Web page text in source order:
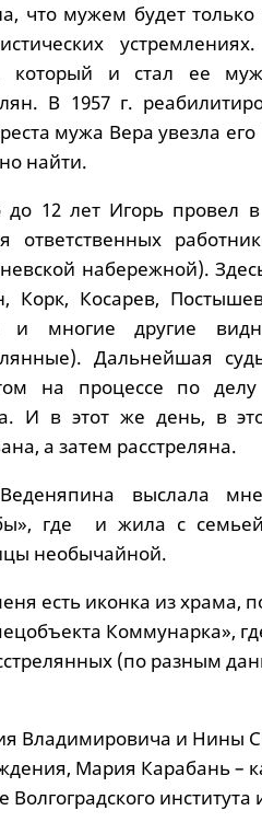
что мужем будет
который и стал ее
В 1957 г.
мужа Вера увезла
найти.
до 12 лет Игорь провел
ответственных
набережной).
Корк, Косарев,
и многие другие
Дальнейшая
на процессе по
И в этот же день, в
а затем расстреляна.
выслала
где и жила с
необычайной.
есть иконка из храма,
Коммунарка»,
(по разным
Владимировича и Нины
Мария Карабань –
Волгоградского